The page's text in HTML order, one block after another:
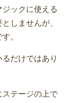
ックに使える
しませんが、
。
だけではあり
テージの上で